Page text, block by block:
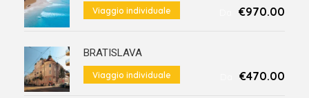
Viaggio individuale €970.00
BRATISLAVA
Viaggio individuale €470.00